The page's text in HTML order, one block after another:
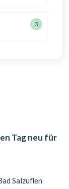
3
Tag neu für
Salzuflen